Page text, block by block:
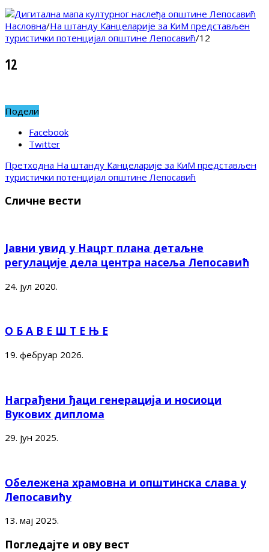
Насловна/На штанду Канцеларије за КиМ представљен
туристички потенцијал општине Лепосавић/12
12
Подели
Facebook
Twitter
Претходна На штанду Канцеларије за КиМ представљен
туристички потенцијал општине Лепосавић
Сличне вести
Јавни увид у Нацрт плана детаљне
регулације дела центра насеља Лепосавић
24. јул 2020.
О Б А В Е Ш Т Е Њ Е
19. фебруар 2026.
Награђени ђаци генерација и носиоци
Вукових диплома
29. јун 2025.
Обележена храмовна и општинска слава у
Лепосавићу
13. мај 2025.
Погледајте и ову вест